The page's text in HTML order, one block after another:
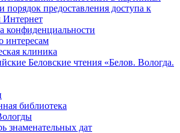
порядок предоставления доступа к
Интернет
конфиденциальности
интересам
клиника
Беловские чтения «Белов. Вологда.
библиотека
знаменательных дат